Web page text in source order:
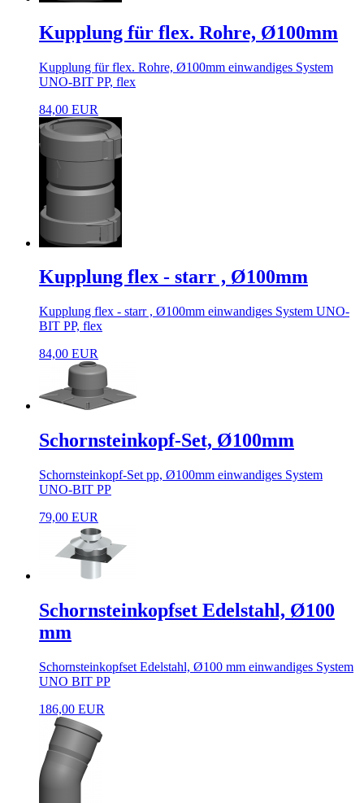
Kupplung für flex. Rohre, Ø100mm
Kupplung für flex. Rohre, Ø100mm einwandiges System
UNO-BIT PP, flex
84,00 EUR
Kupplung flex - starr , Ø100mm
Kupplung flex - starr , Ø100mm einwandiges System UNO-
BIT PP, flex
84,00 EUR
Schornsteinkopf-Set, Ø100mm
Schornsteinkopf-Set pp, Ø100mm einwandiges System
UNO-BIT PP
79,00 EUR
Schornsteinkopfset Edelstahl, Ø100
mm
Schornsteinkopfset Edelstahl, Ø100 mm einwandiges System
UNO BIT PP
186,00 EUR